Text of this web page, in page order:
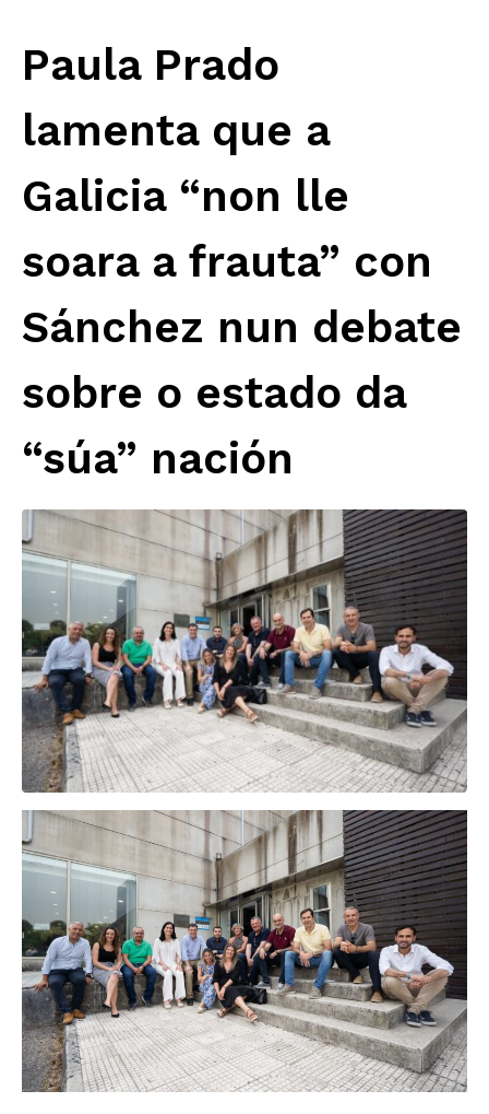
Paula Prado
lamenta que a
Galicia “non lle
soara a frauta” con
Sánchez nun debate
sobre o estado da
“súa” nación